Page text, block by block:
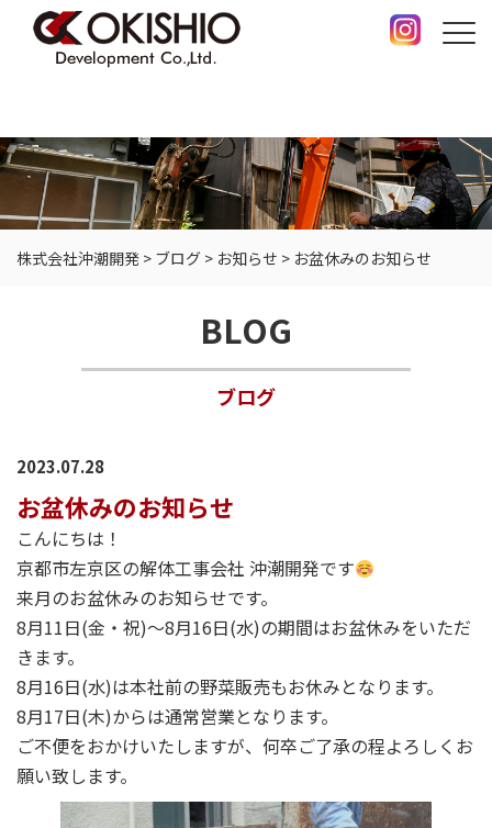
株式会社沖潮開発 > ブログ > お知らせ > お盆休みのお知らせ
BLOG
ブログ
2023.07.28
お盆休みのお知らせ
こんにちは！
京都市左京区の解体工事会社 沖潮開発です
来月のお盆休みのお知らせです。
8月11日(金・祝)～8月16日(水)の期間はお盆休みをいただ
きます。
8月16日(水)は本社前の野菜販売もお休みとなります。
8月17日(木)からは通常営業となります。
ご不便をおかけいたしますが、何卒ご了承の程よろしくお
願い致します。